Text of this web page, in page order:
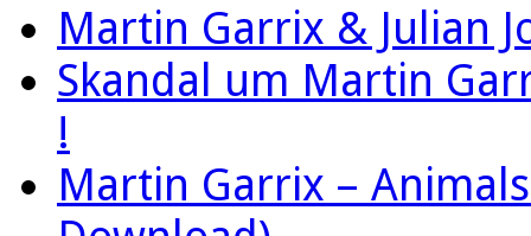
Martin Garrix & Julian
Skandal um Martin
!
Martin Garrix –